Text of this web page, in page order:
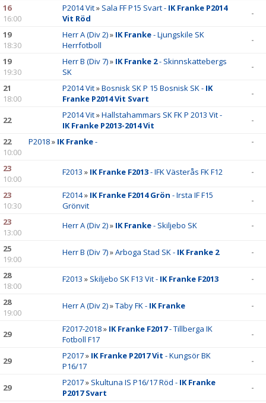
16
16:00
P2014 Vit» Sala FF P15 Svart - IK Franke P2014
Vit Röd
-
19
18:30
Herr A (Div 2)» IK Franke- Ljungskile SK
Herrfotboll
-
19
19:30
Herr B (Div 7)» IK Franke 2- Skinnskattebergs
SK
-
21
18:00
P2014 Vit»Bosnisk SK P 15 Bosnisk SK - IK
Franke P2014 Vit Svart
-
22 P2014 Vit»Hallstahammars SK FK P 2013 Vit -
IK Franke P2013-2014 Vit
-
22
10:00
P2018» IK Franke- -
23
10:00
F2013 » IK Franke F2013- IFK Västerås FK F12 -
23
10:30
F2014» IK Franke F2014 Grön - Irsta IF F15
Grönvit
-
23
13:00
Herr A (Div 2)» IK Franke- Skiljebo SK -
25
19:00
Herr B (Div 7)»Arboga Stad SK - IK Franke 2 -
28
18:00
F2013 » Skiljebo SK F13 Vit - IK Franke F2013 -
28
19:00
Herr A (Div 2)»Täby FK - IK Franke -
29 F2017-2018» IK Franke F2017- Tillberga IK
Fotboll F17
-
29 P2017» IK Franke P2017 Vit - Kungsör BK
P16/17
-
29 P2017» Skultuna IS P16/17 Röd - IK Franke
P2017 Svart
-